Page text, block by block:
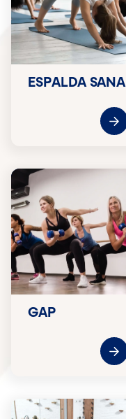
ESPALDA SANA
GAP